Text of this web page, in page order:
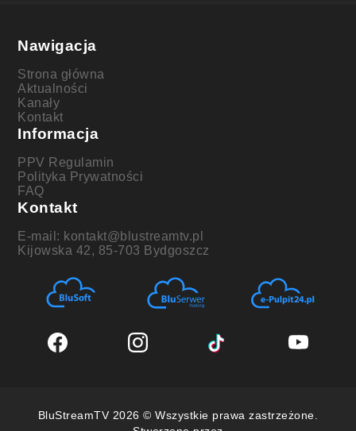
Nawigacja
Strona główna
Aktualności
Kanały
Kontakt
Informacja
PPV Regulamin
Polityka Prywatności
FAQ
Kontakt
E-mail: kontakt@blustreamtv.pl
Kijowska 42, 85-703 Bydgoszcz
BluStreamTV 2026 © Wszystkie prawa zastrzeżone.